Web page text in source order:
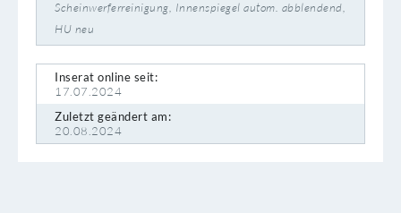
Scheinwerferreinigung Innenspiegel autom. abblendend
HU neu
Inserat online seit:
17.07.2024
Zuletzt geändert am:
20.08.2024